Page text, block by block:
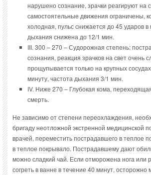
нарушено сознание, зрачки реагируют на
самостоятельные движения ограничены,
холодная, пульс снижается до 45 ударов в
дыхания снижена до 12/1 мин.
III. 300 – 270 – Судорожная степень:
сознания, реакция зрачков на свет очень
прощупывается только на крупных
минуту, частота дыхания 3/1 мин.
IV. Ниже 270 – Глубокая кома,
смерть.
Не зависимо от степени переохлаждения,
бригаду неотложной экстренной медицинской
врачей, переместить пострадавшего в теплое
в теплое покрывало. Пострадавшему дают
можно сладкий чай. Если отморожена нога или
согреть в ванне в течение 40 минут, осторожно